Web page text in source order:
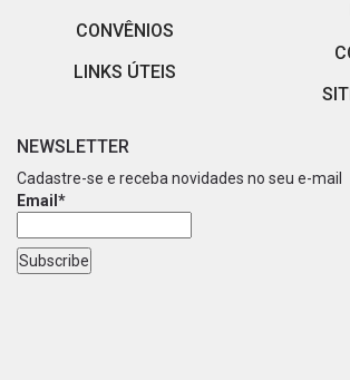
CONVÊNIOS
LINKS ÚTEIS
NEWSLETTER
Cadastre-se e receba novidades no seu e-mail
Email*